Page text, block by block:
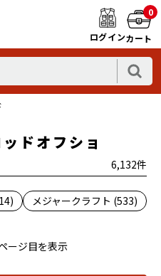
ログイン
0
カート
ドオフショ
6,132件
メジャークラフト (533)
ージ目を表示